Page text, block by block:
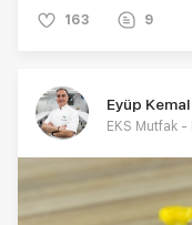
gibi kokuyu
163 9
Eyüp
EKS Mutfak